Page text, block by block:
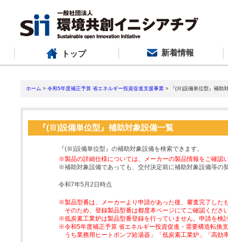
トップ 新着情報
ホーム > 令和5年度補正予算 省エネルギー投資促進支援事業 > 『(Ⅲ)設備単位型』補助
『(Ⅲ)設備単位型』補助対象設備一覧
『(Ⅲ)設備単位型』の補助対象設備を検索できます。
※製品の詳細仕様については、メーカーの製品情報をご確認
※補助対象設備であっても、交付決定前に補助対象設備等の
令和7年5月2日時点
※製品型番は、メーカーより申請があった後、審査完了した
そのため、登録製品型番は都度本ページにてご確認くださ
※低炭素工業炉は製品型番登録を行っていません。申請を検
※令和5年度補正予算 省エネルギー投資促進・需要構造転換
うち業務用ヒートポンプ給湯器」「低炭素工業炉」「高